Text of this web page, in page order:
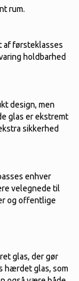
rum.
af førsteklasses
holdbarhed
design, men
glas er ekstremt
sikkerhed
enhver
velegnede til
og offentlige
glas, der gør
hærdet glas, som